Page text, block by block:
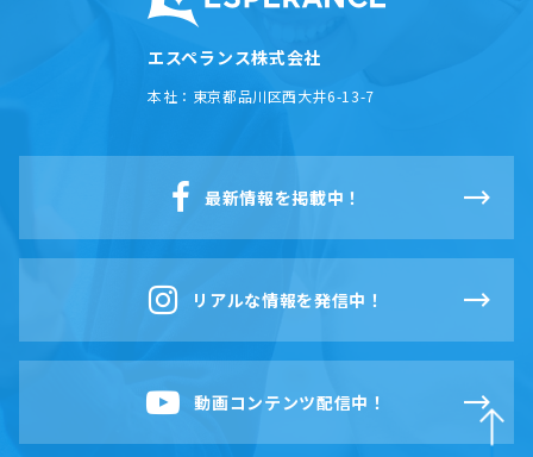
エスペランス株式会社
本社： 東京都品川区西大井6-13-7
最新情報を掲載中！
リアルな情報を発信中！
動画コンテンツ配信中！